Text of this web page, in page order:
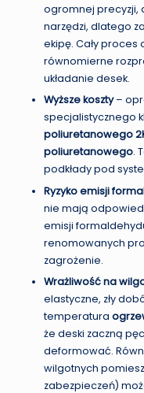
ogromnej precyzji,
narzędzi, dlatego
ekipę. Cały
równomierne
układanie desek.
Wyższe koszty–
specjalistycznego
poliuretanowego
poliuretanowego.
podkłady pod
Ryzyko emisji
nie mają
emisji
renomowanych
zagrożenie.
Wrażliwość na
elastyczne, zły
temperatura
że deski zaczną
deformować.
wilgotnych
zabezpieczeń)